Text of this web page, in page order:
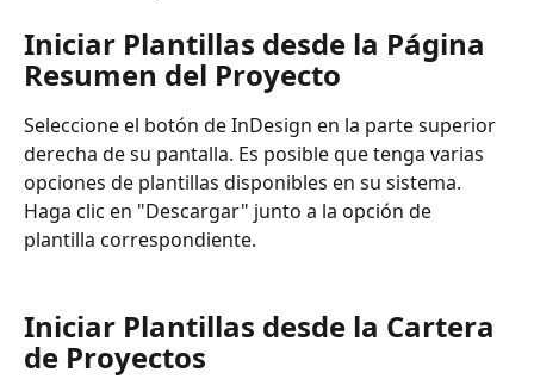
Iniciar Plantillas desde la Página
Resumen del Proyecto
Seleccione el botón de InDesign en la parte superior
derecha de su pantalla. Es posible que tenga varias
opciones de plantillas disponibles en su sistema.
Haga clic en "Descargar" junto a la opción de
plantilla correspondiente.
Iniciar Plantillas desde la Cartera
de Proyectos